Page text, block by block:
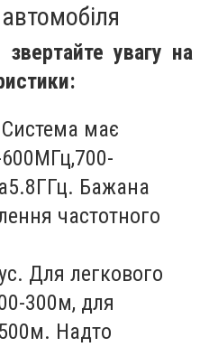
увагу на
має
Бажана
частотного
Для легкового
300м, для
Надто